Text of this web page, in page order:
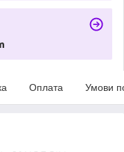
Оплата Умови